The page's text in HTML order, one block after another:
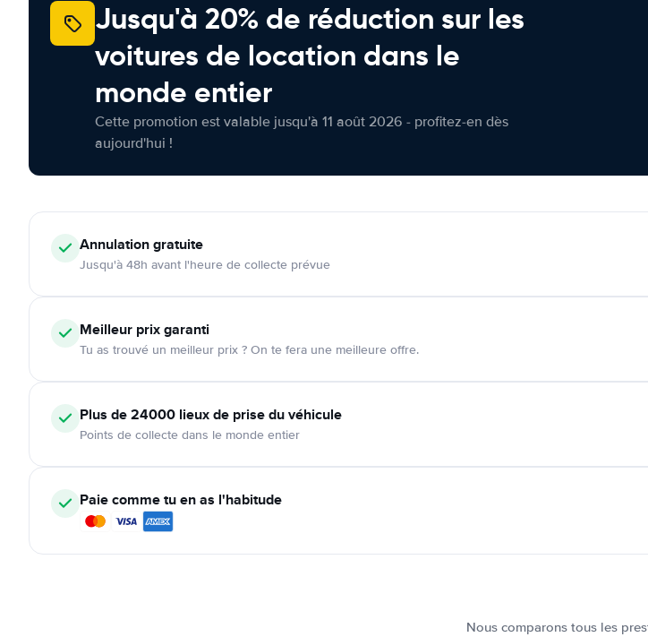
Jusqu'à 20% de réduction sur les
voitures de location dans le
monde entier
Cette promotion est valable jusqu'à 11 août 2026 - profitez-en dès
aujourd'hui !
Annulationgratuite
Jusqu'à 48h avant l'heure de collecte prévue
Meilleur prix garanti
Tu as trouvé un meilleur prix ? On te fera une meilleure offre.
Plus de 24000 lieux de prise du véhicule
Points de collecte dans le monde entier
Paie comme tu en as l'habitude
Nous comparons tous les